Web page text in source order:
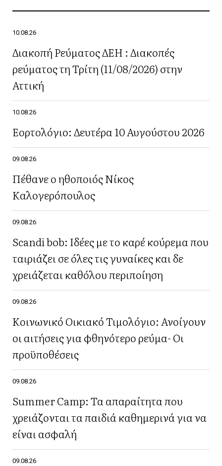
10.08.26
Διακοπή Ρεύματος ΔΕΗ : Διακοπές
ρεύματος τη Τρίτη (11/08/2026) στην
Αττική
10.08.26
Εορτολόγιο: Δευτέρα 10 Αυγούστου 2026
09.08.26
Πέθανε ο ηθοποιός Νίκος
Καλογερόπουλος
09.08.26
Scandi bob: Ιδέες με το καρέ κούρεμα που
ταιριάζει σε όλες τις γυναίκες και δε
χρειάζεται καθόλου περιποίηση
09.08.26
Κοινωνικό Οικιακό Τιμολόγιο: Ανοίγουν
οι αιτήσεις για φθηνότερο ρεύμα- Οι
προϋποθέσεις
09.08.26
Summer Camp: Τα απαραίτητα που
χρειάζονται τα παιδιά καθημερινά για να
είναι ασφαλή
09.08.26